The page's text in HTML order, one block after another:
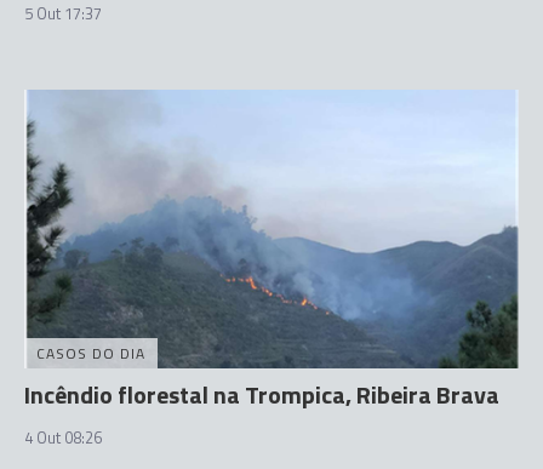
5 Out 17:37
CASOS DO DIA
Incêndio florestal na Trompica, Ribeira Brava
4 Out 08:26